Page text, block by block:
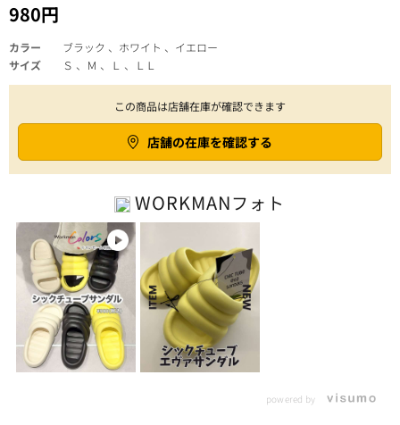
980円
カラー
ブラック 、ホワイト 、イエロー
サイズ
Ｓ 、Ｍ 、Ｌ 、ＬＬ
この商品は店舗在庫が確認できます
店舗の在庫を確認する
WORKMANフォト
powered by